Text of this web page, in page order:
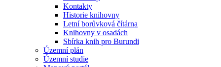
Kontakty
Historie knihovny
Letní borůvková čítárna
Knihovny v osadách
Sbírka knih pro Burundi
Územní plán
Územní studie